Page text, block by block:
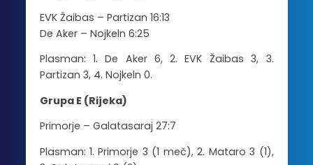
EVK Žaibas – Partizan 16:13
De Aker – Nojkeln 6:25
Plasman: 1. De Aker 6, 2. EVK Žaibas 3, 3.
Partizan 3, 4. Nojkeln 0.
Grupa E (Rijeka)
Primorje – Galatasaraj 27:7
Plasman: 1. Primorje 3 (1 meč), 2. Mataro 3 (1),